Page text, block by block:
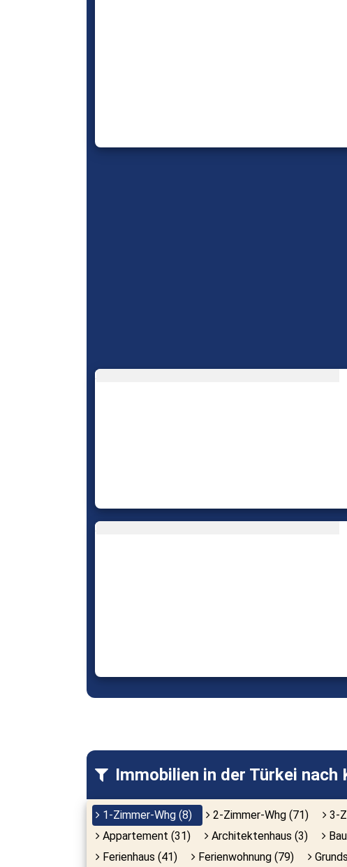
Immobilien in der Türkei nach
1-Zimmer-Whg (8) 2-Zimmer-Whg (71) 3-
Appartement (31)
Architektenhaus (3)
Ferienhaus (41)
Ferienwohnung (79)